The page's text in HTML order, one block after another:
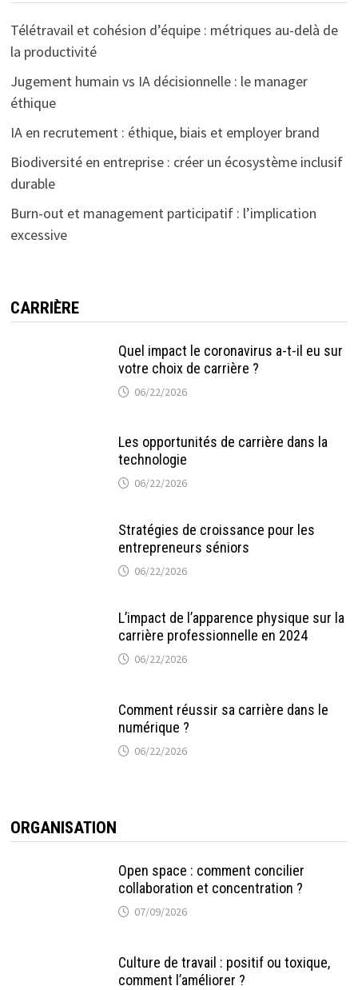
Télétravail et cohésion d’équipe : métriques au-delà de
la productivité
Jugement humain vs IA décisionnelle : le manager
éthique
IA en recrutement : éthique, biais et employer brand
Biodiversité en entreprise : créer un écosystème inclusif
durable
Burn-out et management participatif : l’implication
excessive
CARRIÈRE
Quel impact le coronavirus a-t-il eu sur
votre choix de carrière ?
06/22/2026
Les opportunités de carrière dans la
technologie
06/22/2026
Stratégies de croissance pour les
entrepreneurs séniors
06/22/2026
L’impact de l’apparence physique sur la
carrière professionnelle en 2024
06/22/2026
Comment réussir sa carrière dans le
numérique ?
06/22/2026
ORGANISATION
Open space : comment concilier
collaboration et concentration ?
07/09/2026
Culture de travail : positif ou toxique,
comment l’améliorer ?